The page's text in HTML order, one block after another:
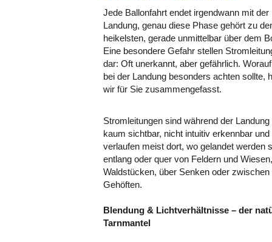
Jede Ballonfahrt endet irgendwann mit der
Landung, genau diese Phase gehört zu
heikelsten, gerade unmittelbar über dem
Eine besondere Gefahr stellen
dar: Oft unerkannt, aber gefährlich.
bei der Landung besonders achten sollte,
wir für Sie zusammengefasst.
Stromleitungen sind während der Landung
kaum sichtbar, nicht intuitiv erkennbar und
verlaufen meist dort, wo gelandet werden
entlang oder quer von Feldern und
Waldstücken, über Senken oder zwischen
Gehöften.
Blendung & Lichtverhältnisse – der
Tarnmantel